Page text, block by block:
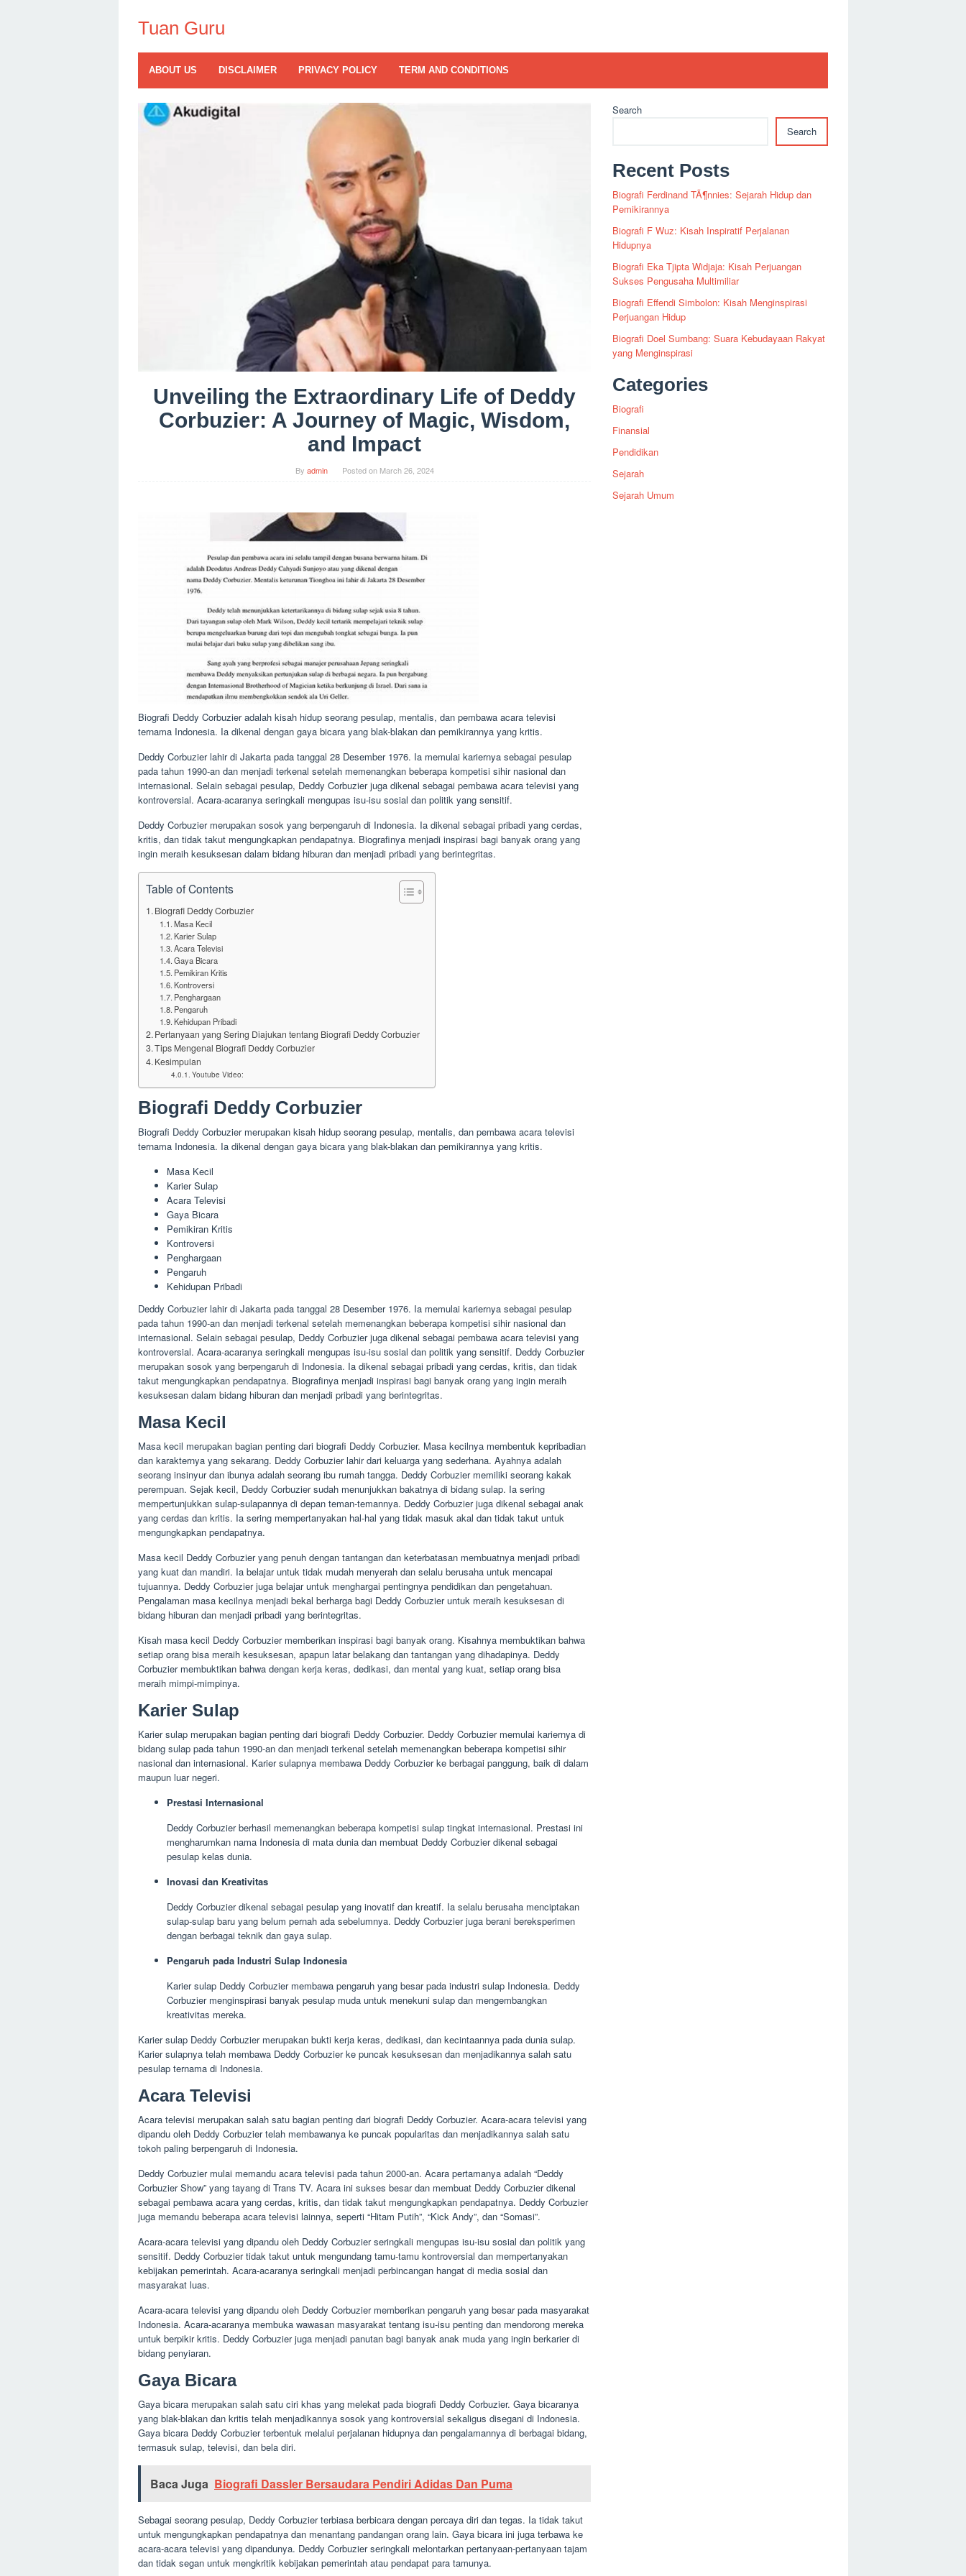
contentTuan Guru
ABOUT US DISCLAIMER PRIVACY POLICY TERM AND CONDITIONS
Unveiling the Extraordinary Life of Deddy
Corbuzier: A Journey of Magic, Wisdom,
and Impact
By admin Posted on March 26, 2024
Biografi Deddy Corbuzier adalah kisah hidup seorang pesulap, mentalis, dan pembawa acara televisi
ternama Indonesia. Ia dikenal dengan gaya bicara yang blak-blakan dan pemikirannya yang kritis.
Deddy Corbuzier lahir di Jakarta pada tanggal 28 Desember 1976. Ia memulai kariernya sebagai pesulap
pada tahun 1990-an dan menjadi terkenal setelah memenangkan beberapa kompetisi sihir nasional dan
internasional. Selain sebagai pesulap, Deddy Corbuzier juga dikenal sebagai pembawa acara televisi yang
kontroversial. Acara-acaranya seringkali mengupas isu-isu sosial dan politik yang sensitif.
Deddy Corbuzier merupakan sosok yang berpengaruh di Indonesia. Ia dikenal sebagai pribadi yang cerdas,
kritis, dan tidak takut mengungkapkan pendapatnya. Biografinya menjadi inspirasi bagi banyak orang yang
ingin meraih kesuksesan dalam bidang hiburan dan menjadi pribadi yang berintegritas.
Table of Contents
Biografi Deddy Corbuzier
Masa Kecil
Karier Sulap
Acara Televisi
Gaya Bicara
Pemikiran Kritis
Kontroversi
Penghargaan
Pengaruh
Kehidupan Pribadi
Pertanyaan yang Sering Diajukan tentang Biografi Deddy Corbuzier
Tips Mengenal Biografi Deddy Corbuzier
Kesimpulan
Youtube Video:
Biografi Deddy Corbuzier
Biografi Deddy Corbuzier merupakan kisah hidup seorang pesulap, mentalis, dan pembawa acara televisi
ternama Indonesia. Ia dikenal dengan gaya bicara yang blak-blakan dan pemikirannya yang kritis.
Masa Kecil
Karier Sulap
Acara Televisi
Gaya Bicara
Pemikiran Kritis
Kontroversi
Penghargaan
Pengaruh
Kehidupan Pribadi
Deddy Corbuzier lahir di Jakarta pada tanggal 28 Desember 1976. Ia memulai kariernya sebagai pesulap
pada tahun 1990-an dan menjadi terkenal setelah memenangkan beberapa kompetisi sihir nasional dan
internasional. Selain sebagai pesulap, Deddy Corbuzier juga dikenal sebagai pembawa acara televisi yang
kontroversial. Acara-acaranya seringkali mengupas isu-isu sosial dan politik yang sensitif. Deddy Corbuzier
merupakan sosok yang berpengaruh di Indonesia. Ia dikenal sebagai pribadi yang cerdas, kritis, dan tidak
takut mengungkapkan pendapatnya. Biografinya menjadi inspirasi bagi banyak orang yang ingin meraih
kesuksesan dalam bidang hiburan dan menjadi pribadi yang berintegritas.
Masa Kecil
Masa kecil merupakan bagian penting dari biografi Deddy Corbuzier. Masa kecilnya membentuk kepribadian
dan karakternya yang sekarang. Deddy Corbuzier lahir dari keluarga yang sederhana. Ayahnya adalah
seorang insinyur dan ibunya adalah seorang ibu rumah tangga. Deddy Corbuzier memiliki seorang kakak
perempuan. Sejak kecil, Deddy Corbuzier sudah menunjukkan bakatnya di bidang sulap. Ia sering
mempertunjukkan sulap-sulapannya di depan teman-temannya. Deddy Corbuzier juga dikenal sebagai anak
yang cerdas dan kritis. Ia sering mempertanyakan hal-hal yang tidak masuk akal dan tidak takut untuk
mengungkapkan pendapatnya.
Masa kecil Deddy Corbuzier yang penuh dengan tantangan dan keterbatasan membuatnya menjadi pribadi
yang kuat dan mandiri. Ia belajar untuk tidak mudah menyerah dan selalu berusaha untuk mencapai
tujuannya. Deddy Corbuzier juga belajar untuk menghargai pentingnya pendidikan dan pengetahuan.
Pengalaman masa kecilnya menjadi bekal berharga bagi Deddy Corbuzier untuk meraih kesuksesan di
bidang hiburan dan menjadi pribadi yang berintegritas.
Kisah masa kecil Deddy Corbuzier memberikan inspirasi bagi banyak orang. Kisahnya membuktikan bahwa
setiap orang bisa meraih kesuksesan, apapun latar belakang dan tantangan yang dihadapinya. Deddy
Corbuzier membuktikan bahwa dengan kerja keras, dedikasi, dan mental yang kuat, setiap orang bisa
meraih mimpi-mimpinya.
Karier Sulap
Karier sulap merupakan bagian penting dari biografi Deddy Corbuzier. Deddy Corbuzier memulai kariernya di
bidang sulap pada tahun 1990-an dan menjadi terkenal setelah memenangkan beberapa kompetisi sihir
nasional dan internasional. Karier sulapnya membawa Deddy Corbuzier ke berbagai panggung, baik di dalam
maupun luar negeri.
Prestasi Internasional
Deddy Corbuzier berhasil memenangkan beberapa kompetisi sulap tingkat internasional. Prestasi ini
mengharumkan nama Indonesia di mata dunia dan membuat Deddy Corbuzier dikenal sebagai
pesulap kelas dunia.
Inovasi dan Kreativitas
Deddy Corbuzier dikenal sebagai pesulap yang inovatif dan kreatif. Ia selalu berusaha menciptakan
sulap-sulap baru yang belum pernah ada sebelumnya. Deddy Corbuzier juga berani bereksperimen
dengan berbagai teknik dan gaya sulap.
Pengaruh pada Industri Sulap Indonesia
Karier sulap Deddy Corbuzier membawa pengaruh yang besar pada industri sulap Indonesia. Deddy
Corbuzier menginspirasi banyak pesulap muda untuk menekuni sulap dan mengembangkan
kreativitas mereka.
Karier sulap Deddy Corbuzier merupakan bukti kerja keras, dedikasi, dan kecintaannya pada dunia sulap.
Karier sulapnya telah membawa Deddy Corbuzier ke puncak kesuksesan dan menjadikannya salah satu
pesulap ternama di Indonesia.
Acara Televisi
Acara televisi merupakan salah satu bagian penting dari biografi Deddy Corbuzier. Acara-acara televisi yang
dipandu oleh Deddy Corbuzier telah membawanya ke puncak popularitas dan menjadikannya salah satu
tokoh paling berpengaruh di Indonesia.
Deddy Corbuzier mulai memandu acara televisi pada tahun 2000-an. Acara pertamanya adalah “Deddy
Corbuzier Show” yang tayang di Trans TV. Acara ini sukses besar dan membuat Deddy Corbuzier dikenal
sebagai pembawa acara yang cerdas, kritis, dan tidak takut mengungkapkan pendapatnya. Deddy Corbuzier
juga memandu beberapa acara televisi lainnya, seperti “Hitam Putih”, “Kick Andy”, dan “Somasi”.
Acara-acara televisi yang dipandu oleh Deddy Corbuzier seringkali mengupas isu-isu sosial dan politik yang
sensitif. Deddy Corbuzier tidak takut untuk mengundang tamu-tamu kontroversial dan mempertanyakan
kebijakan pemerintah. Acara-acaranya seringkali menjadi perbincangan hangat di media sosial dan
masyarakat luas.
Acara-acara televisi yang dipandu oleh Deddy Corbuzier memberikan pengaruh yang besar pada masyarakat
Indonesia. Acara-acaranya membuka wawasan masyarakat tentang isu-isu penting dan mendorong mereka
untuk berpikir kritis. Deddy Corbuzier juga menjadi panutan bagi banyak anak muda yang ingin berkarier di
bidang penyiaran.
Gaya Bicara
Gaya bicara merupakan salah satu ciri khas yang melekat pada biografi Deddy Corbuzier. Gaya bicaranya
yang blak-blakan dan kritis telah menjadikannya sosok yang kontroversial sekaligus disegani di Indonesia.
Gaya bicara Deddy Corbuzier terbentuk melalui perjalanan hidupnya dan pengalamannya di berbagai bidang,
termasuk sulap, televisi, dan bela diri.
Baca Juga Biografi Dassler Bersaudara Pendiri Adidas Dan Puma
Sebagai seorang pesulap, Deddy Corbuzier terbiasa berbicara dengan percaya diri dan tegas. Ia tidak takut
untuk mengungkapkan pendapatnya dan menantang pandangan orang lain. Gaya bicara ini juga terbawa ke
acara-acara televisi yang dipandunya. Deddy Corbuzier seringkali melontarkan pertanyaan-pertanyaan tajam
dan tidak segan untuk mengkritik kebijakan pemerintah atau pendapat para tamunya.
Search
Search
Recent Posts
Biografi Ferdinand TÃ¶nnies: Sejarah Hidup dan
Pemikirannya
Biografi F Wuz: Kisah Inspiratif Perjalanan
Hidupnya
Biografi Eka Tjipta Widjaja: Kisah Perjuangan
Sukses Pengusaha Multimiliar
Biografi Effendi Simbolon: Kisah Menginspirasi
Perjuangan Hidup
Biografi Doel Sumbang: Suara Kebudayaan Rakyat
yang Menginspirasi
Categories
Biografi
Finansial
Pendidikan
Sejarah
Sejarah Umum